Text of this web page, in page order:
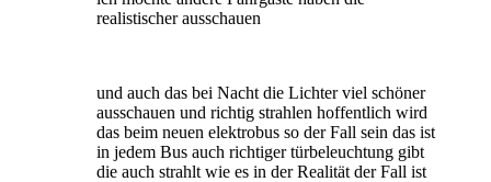
realistischer ausschauen
und auch das bei Nacht die Lichter viel schöner
ausschauen und richtig strahlen hoffentlich wird
das beim neuen elektrobus so der Fall sein das ist
in jedem Bus auch richtiger türbeleuchtung gibt
die auch strahlt wie es in der Realität der Fall ist